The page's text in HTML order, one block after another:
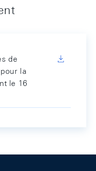
de
la
le 16